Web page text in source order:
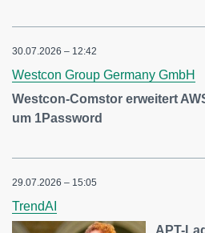
30.07.2026 – 12:42
Westcon Group Germany GmbH
Westcon-Comstor erweitert
um 1Password
29.07.2026 – 15:05
TrendAI
APT-